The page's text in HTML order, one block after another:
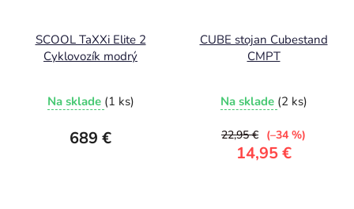
SCOOL TaXXi Elite 2
Cyklovozík modrý
Na sklade (1 ks)
689 €
CUBE stojan Cubestand
CMPT
Na sklade (2 ks)
14,95 €
22,95 € (–34 %)